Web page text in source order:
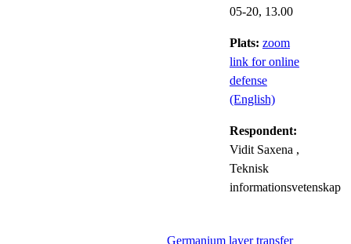
05-20, 13.00
Plats: zoom
link for online
defense
(English)
Respondent:
Vidit Saxena ,
Teknisk
informationsvetenskap
Germanium layer transfer